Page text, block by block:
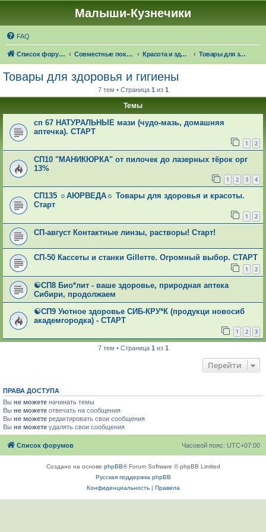
Малыши-Кузнечики
FAQ
Список форумов Совместные покупки "Малыши-Кузнечики" Красота и здоровье: 🍁☔🎓 ЧЕРЕЗ 24 ДНЯ НАСТУПИТ ОСЕНЬ! Товары для здоровья и гигиены
Товары для здоровья и гигиены
7 тем • Страница 1 из 1
Темы
сп 67 НАТУРАЛЬНЫЕ мази (чудо-мазь, домашняя
аптечка). СТАРТ
1 2
СП10 "МАНИКЮРКА" от пилочек до лазерных тёрок орг
13%
1 2 3 4
СП135 ☼АЮРВЕДА☼ Товары для здоровья и красоты.
Старт
1 2
СП-август Контактные линзы, растворы! Старт!
СП-50 Кассеты и станки Gilleттe. Огромный выбор. СТАРТ
1 2
☯СП8 Био*лит - ваше здоровье, природная аптека
Сибири, продолжаем
☯СП9 Уютное здоровье СИБ-КРУ*К (продукци новосиб
академгородка) - СТАРТ
1 2 3
7 тем • Страница 1 из 1
Перейти
ПРАВА ДОСТУПА
Вы не можете начинать темы
Вы не можете отвечать на сообщения
Вы не можете редактировать свои сообщения
Вы не можете удалять свои сообщения
Список форумов Часовой пояс: UTC+07:00
Создано на основе phpBB® Forum Software © phpBB Limited
Русская поддержка phpBB
Конфиденциальность| Правила